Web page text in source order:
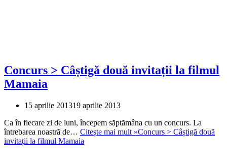
Concurs > Câștigă două invitații la filmul
Mamaia
15 aprilie 201319 aprilie 2013
Ca în fiecare zi de luni, începem săptămâna cu un concurs. La
întrebarea noastră de… Citește mai mult »Concurs > Câștigă două
invitații la filmul Mamaia